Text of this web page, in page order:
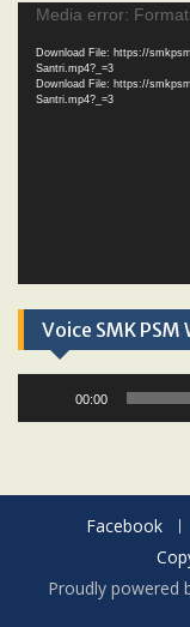
Video
Media error:
Download File: https://
Santri.mp4?_=3
Download File: https://
Santri.mp4?_=3
Voice SMK
00:00
Facebook
Proudly powered